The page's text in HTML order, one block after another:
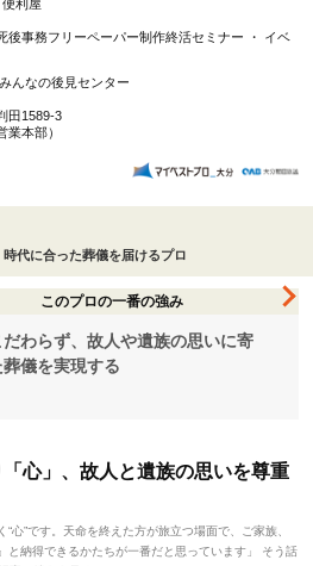
利屋
後事務フリーペーパー制作終活セミナー ・ イベ
んなの後見センター
田1589-3
業本部）
代に合った葬儀を届けるプロ
このプロの一番の強み
わらず、故人や遺族の思いに寄
葬儀を実現する
心」、故人と遺族の思いを尊重
”です。天命を終えた方が旅立つ場面で、ご家族、
と納得できるかたちが一番だと思っています」 そう話